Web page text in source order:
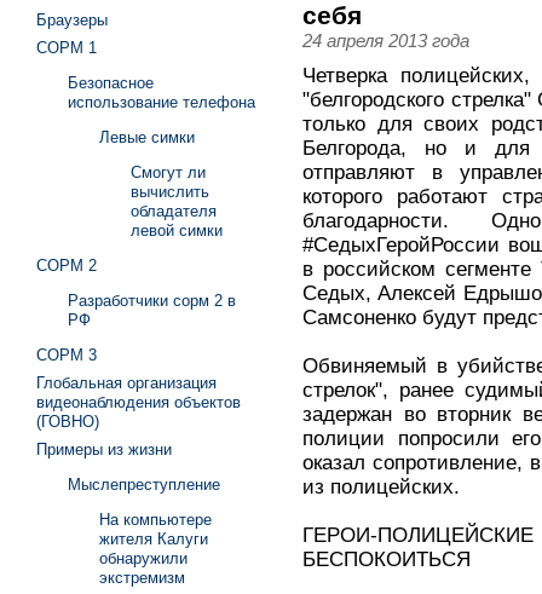
себя
24 апреля 2013 года
Четверка
"белгородского
только для своих
Белгорода, но и для
отправляют в
которого работают
благодарности.
#СедыхГеройРоссии
в российском
Седых, Алексей
Самсоненко будут
Обвиняемый в
стрелок", ранее
задержан во вторник
полиции попросили
оказал сопротивление,
из полицейских.
ГЕРОИ-
БЕСПОКОИТЬСЯ
Браузеры
СОРМ 1
Безопасное
использование телефона
Левые симки
Смогут ли
вычислить
обладателя
левой симки
СОРМ 2
Разработчики сорм 2 в
РФ
СОРМ 3
Глобальная организация
видеонаблюдения объектов
(ГОВНО)
Примеры из жизни
Мыслепреступление
На компьютере
жителя Калуги
обнаружили
экстремизм